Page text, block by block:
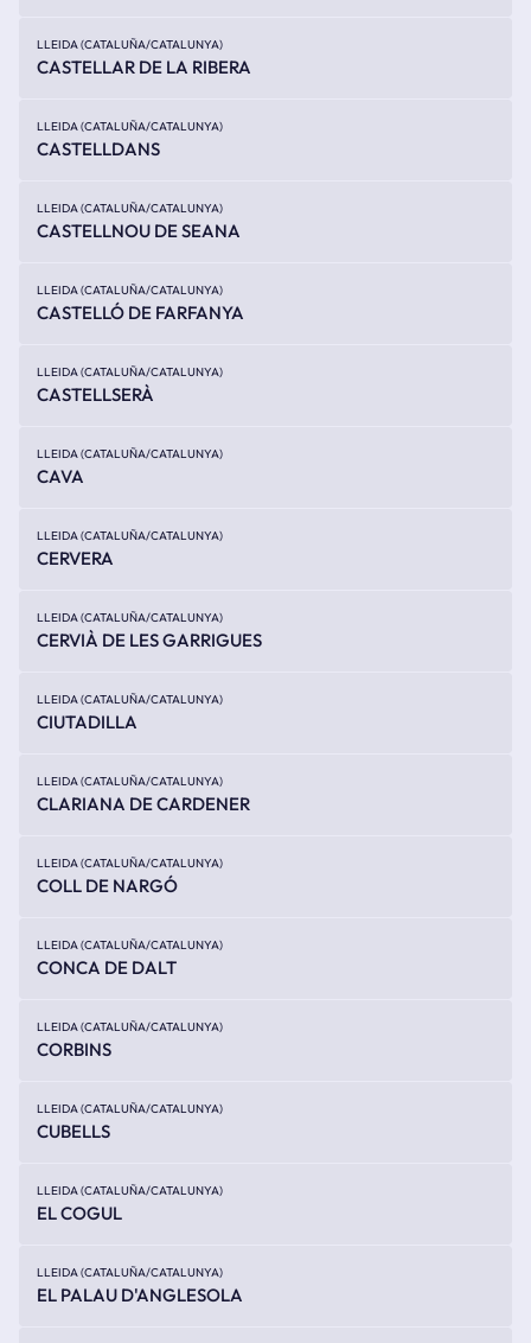
LLEIDA (CATALUÑA/CATALUNYA)
CASTELLAR DE LA RIBERA
LLEIDA (CATALUÑA/CATALUNYA)
CASTELLDANS
LLEIDA (CATALUÑA/CATALUNYA)
CASTELLNOU DE SEANA
LLEIDA (CATALUÑA/CATALUNYA)
CASTELLÓ DE FARFANYA
LLEIDA (CATALUÑA/CATALUNYA)
CASTELLSERÀ
LLEIDA (CATALUÑA/CATALUNYA)
CAVA
LLEIDA (CATALUÑA/CATALUNYA)
CERVERA
LLEIDA (CATALUÑA/CATALUNYA)
CERVIÀ DE LES GARRIGUES
LLEIDA (CATALUÑA/CATALUNYA)
CIUTADILLA
LLEIDA (CATALUÑA/CATALUNYA)
CLARIANA DE CARDENER
LLEIDA (CATALUÑA/CATALUNYA)
COLL DE NARGÓ
LLEIDA (CATALUÑA/CATALUNYA)
CONCA DE DALT
LLEIDA (CATALUÑA/CATALUNYA)
CORBINS
LLEIDA (CATALUÑA/CATALUNYA)
CUBELLS
LLEIDA (CATALUÑA/CATALUNYA)
EL COGUL
LLEIDA (CATALUÑA/CATALUNYA)
EL PALAU D'ANGLESOLA